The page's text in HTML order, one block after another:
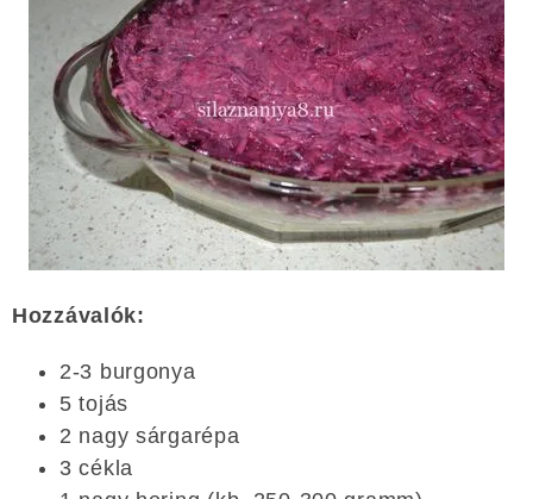
Hozzávalók:
2-3 burgonya
5 tojás
2 nagy sárgarépa
3 cékla